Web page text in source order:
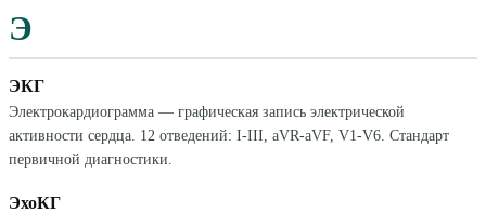
Э
ЭКГ
Электрокардиограмма — графическая запись электрической
активности сердца. 12 отведений: I-III, aVR-aVF, V1-V6. Стандарт
первичной диагностики.
ЭхоКГ